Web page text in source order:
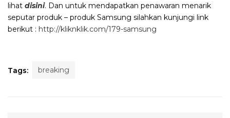
lihat disini. Dan untuk mendapatkan penawaran menarik
seputar produk – produk Samsung silahkan kunjungi link
berikut : http://kliknklik.com/179-samsung
Tags: breaking